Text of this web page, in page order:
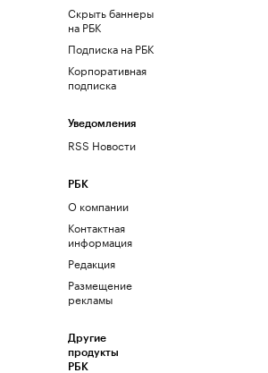
Скрыть баннеры
на РБК
Подписка на РБК
Корпоративная
подписка
Уведомления
RSS Новости
РБК
О компании
Контактная
информация
Редакция
Размещение
рекламы
Другие
продукты
РБК